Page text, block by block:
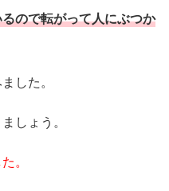
ので転がって人にぶつか
した。
しょう。
。